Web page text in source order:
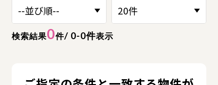
検索結果0件/ 0-0件表示